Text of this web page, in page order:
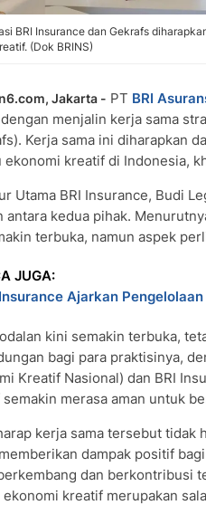
BRI Insurance dan Gekrafs
(Dok BRINS)
Jakarta - PT BRI
menjalin kerja sama
Kerja sama ini diharapkan
ekonomi kreatif di Indonesia,
Utama BRI Insurance, Budi
antara kedua pihak.
terbuka, namun aspek
JUGA:
Ajarkan
kini semakin terbuka,
bagi para praktisinya,
Kreatif Nasional) dan BRI
merasa aman untuk
kerja sama tersebut tidak
dampak positif
dan berkontribusi
kreatif merupakan